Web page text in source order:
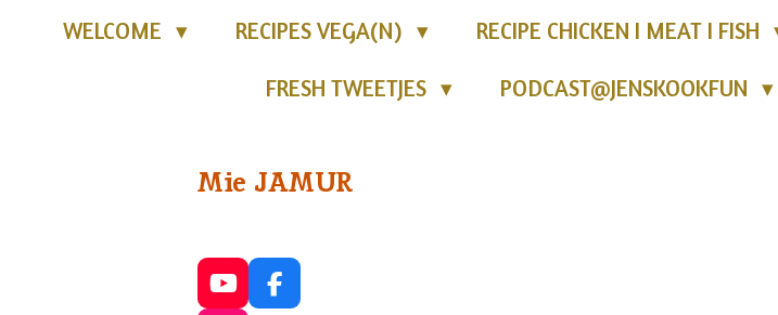
WELCOME RECIPES VEGA(N) RECIPE CHICKEN I MEAT I FISH
FRESH TWEETJES PODCAST@JENSKOOKFUN
Mie JAMUR
Y
F